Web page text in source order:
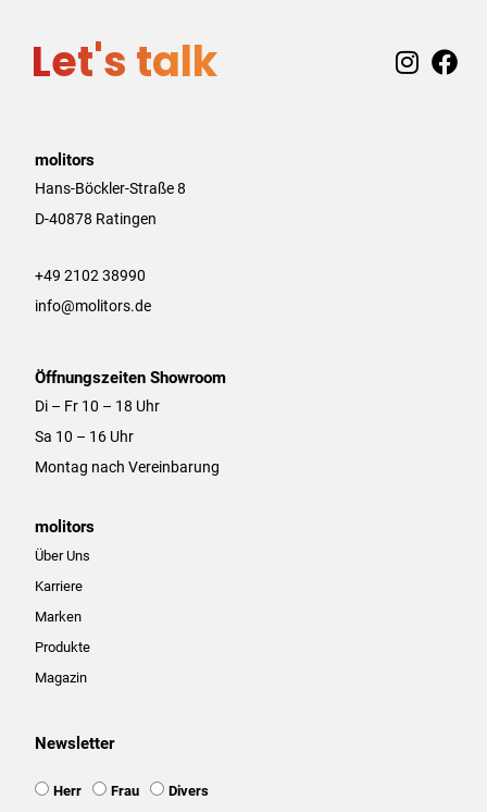
Let's talk
I
F
molitors
Hans-Böckler-Straße 8
D-40878 Ratingen
+49 2102 38990
info@molitors.de
Öffnungszeiten Showroom
Di – Fr 10 – 18 Uhr
Sa 10 – 16 Uhr
Montag nach Vereinbarung
molitors
Über Uns
Karriere
Marken
Produkte
Magazin
Newsletter
Ansprache
Herr Frau Divers